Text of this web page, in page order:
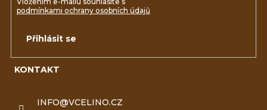
KONTAKT
INFO@VCELINO.CZ
podmínkami ochrany osobních údajů
Přihlásit se